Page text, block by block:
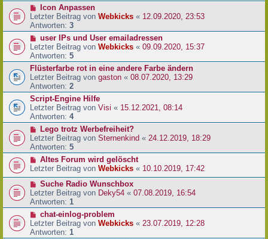
Icon Anpassen
Letzter Beitrag von Webkicks « 12.09.2020, 23:53
Antworten: 3
user IPs und User emailadressen
Letzter Beitrag von Webkicks « 09.09.2020, 15:37
Antworten: 5
Flüsterfarbe rot in eine andere Farbe ändern
Letzter Beitrag von gaston « 08.07.2020, 13:29
Antworten: 2
Script-Engine Hilfe
Letzter Beitrag von Visi « 15.12.2021, 08:14
Antworten: 4
Lego trotz Werbefreiheit?
Letzter Beitrag von Sternenkind « 24.12.2019, 18:29
Antworten: 5
Altes Forum wird gelöscht
Letzter Beitrag von Webkicks « 10.10.2019, 17:42
Suche Radio Wunschbox
Letzter Beitrag von Deky54 « 07.08.2019, 16:54
Antworten: 1
chat-einlog-problem
Letzter Beitrag von Webkicks « 23.07.2019, 12:28
Antworten: 1